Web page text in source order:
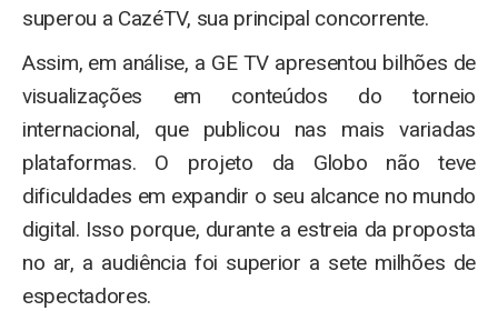
superou a CazéTV, sua principal concorrente.
Assim, em análise, a GE TV apresentou bilhões de
visualizações em conteúdos do torneio
internacional, que publicou nas mais variadas
plataformas. O projeto da Globo não teve
dificuldades em expandir o seu alcance no mundo
digital. Isso porque, durante a estreia da proposta
no ar, a audiência foi superior a sete milhões de
espectadores.